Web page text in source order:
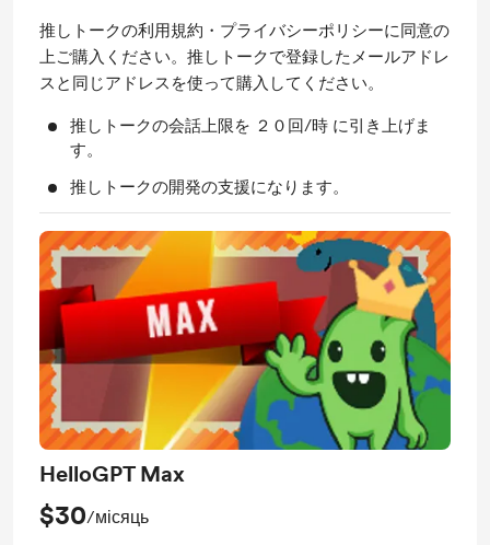
推しトークの利用規約・プライバシーポリシーに同意の
上ご購入ください。推しトークで登録したメールアドレ
スと同じアドレスを使って購入してください。
推しトークの会話上限を ２０回/時 に引き上げま
す。
推しトークの開発の支援になります。
HelloGPT Max
$30/місяць